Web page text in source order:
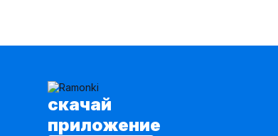
cкачай
приложение